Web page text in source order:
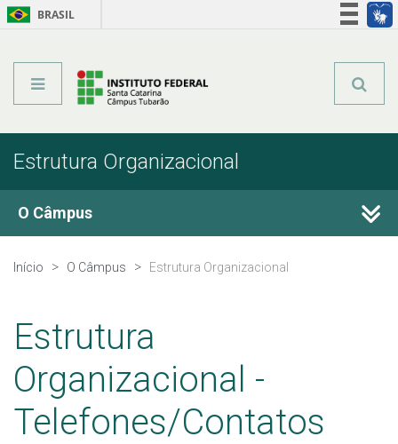
BRASIL
Estrutura Organizacional
O Câmpus
Histórico
Estrutura Organizacional
Colegiados
Início O Câmpus Estrutura Organizacional
Estrutura
Organizacional -
Telefones/Contatos